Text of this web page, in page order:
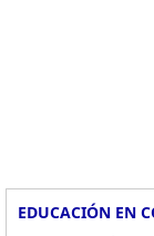
EDUCACIÓN EN